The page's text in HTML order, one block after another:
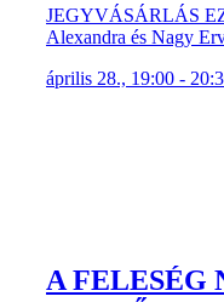
JEGYVÁSÁRLÁS
Alexandra és Nagy
április 28., 19:00 -
A FELESÉG